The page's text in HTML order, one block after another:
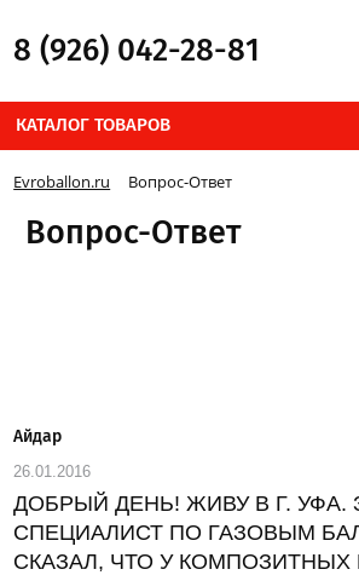
8 (926) 042-28-81
КАТАЛОГ ТОВАРОВ
Evroballon.ru Вопрос-Ответ
Вопрос-Ответ
Айдар
26.01.2016
ДОБРЫЙ ДЕНЬ! ЖИВУ В Г.
СПЕЦИАЛИСТ ПО ГАЗОВЫМ
СКАЗАЛ, ЧТО У